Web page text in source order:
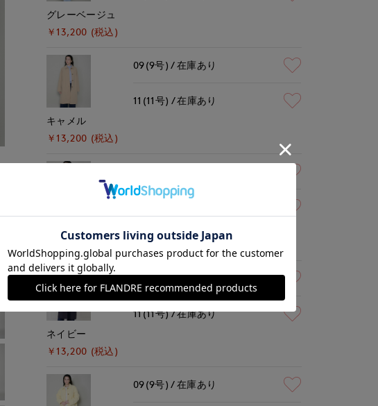
グレーベージュ
￥13,200 (税込)
キャメル
￥13,200 (税込)
09(9号) 在庫あり
11(11号) 在庫あり
ネイビー
￥13,200 (税込)
09(9号) 在庫あり
11(11号) 在庫あり
09(9号) 在庫あり